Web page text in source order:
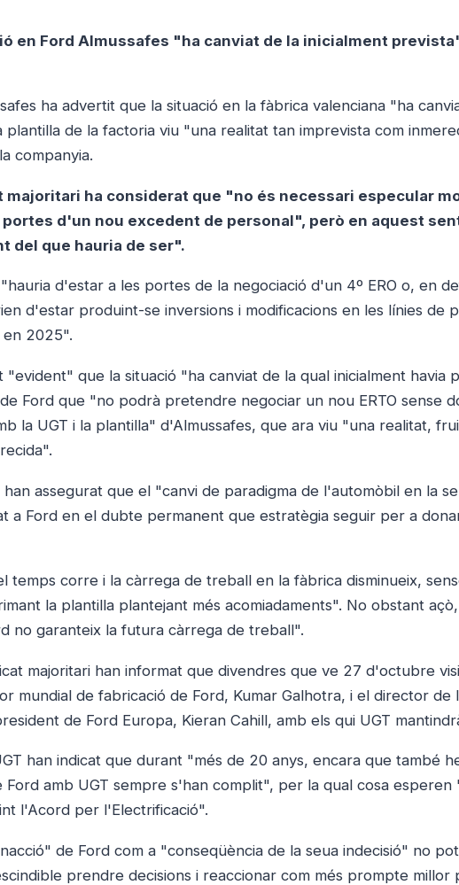
en Ford Almussafes "ha canviat de la inicialment
ha advertit que la situació en la fàbrica valenciana "ha
de la factoria viu "una realitat tan imprevista com
companyia.
majoritari ha considerat que "no és necessari especular
d'un nou excedent de personal", però en aquest
del que hauria de ser".
d'estar a les portes de la negociació d'un 4º ERO o, en
d'estar produint-se inversions i modificacions en les línies de
en 2025".
"evident" que la situació "ha canviat de la qual inicialment havia
Ford que "no podrà pretendre negociar un nou ERTO sense
la UGT i la plantilla" d'Almussafes, que ara viu "una realitat,
assegurat que el "canvi de paradigma de l'automòbil en la
a Ford en el dubte permanent que estratègia seguir per a
corre i la càrrega de treball en la fàbrica disminueix,
la plantilla plantejant més acomiadaments". No obstant
no garanteix la futura càrrega de treball".
majoritari han informat que divendres que ve 27 d'octubre
mundial de fabricació de Ford, Kumar Galhotra, i el director de
de Ford Europa, Kieran Cahill, amb els qui UGT
han indicat que durant "més de 20 anys, encara que també
Ford amb UGT sempre s'han complit", per la qual cosa
l'Acord per l'Electrificació".
de Ford com a "conseqüència de la seua indecisió" no
prendre decisions i reaccionar com més prompte